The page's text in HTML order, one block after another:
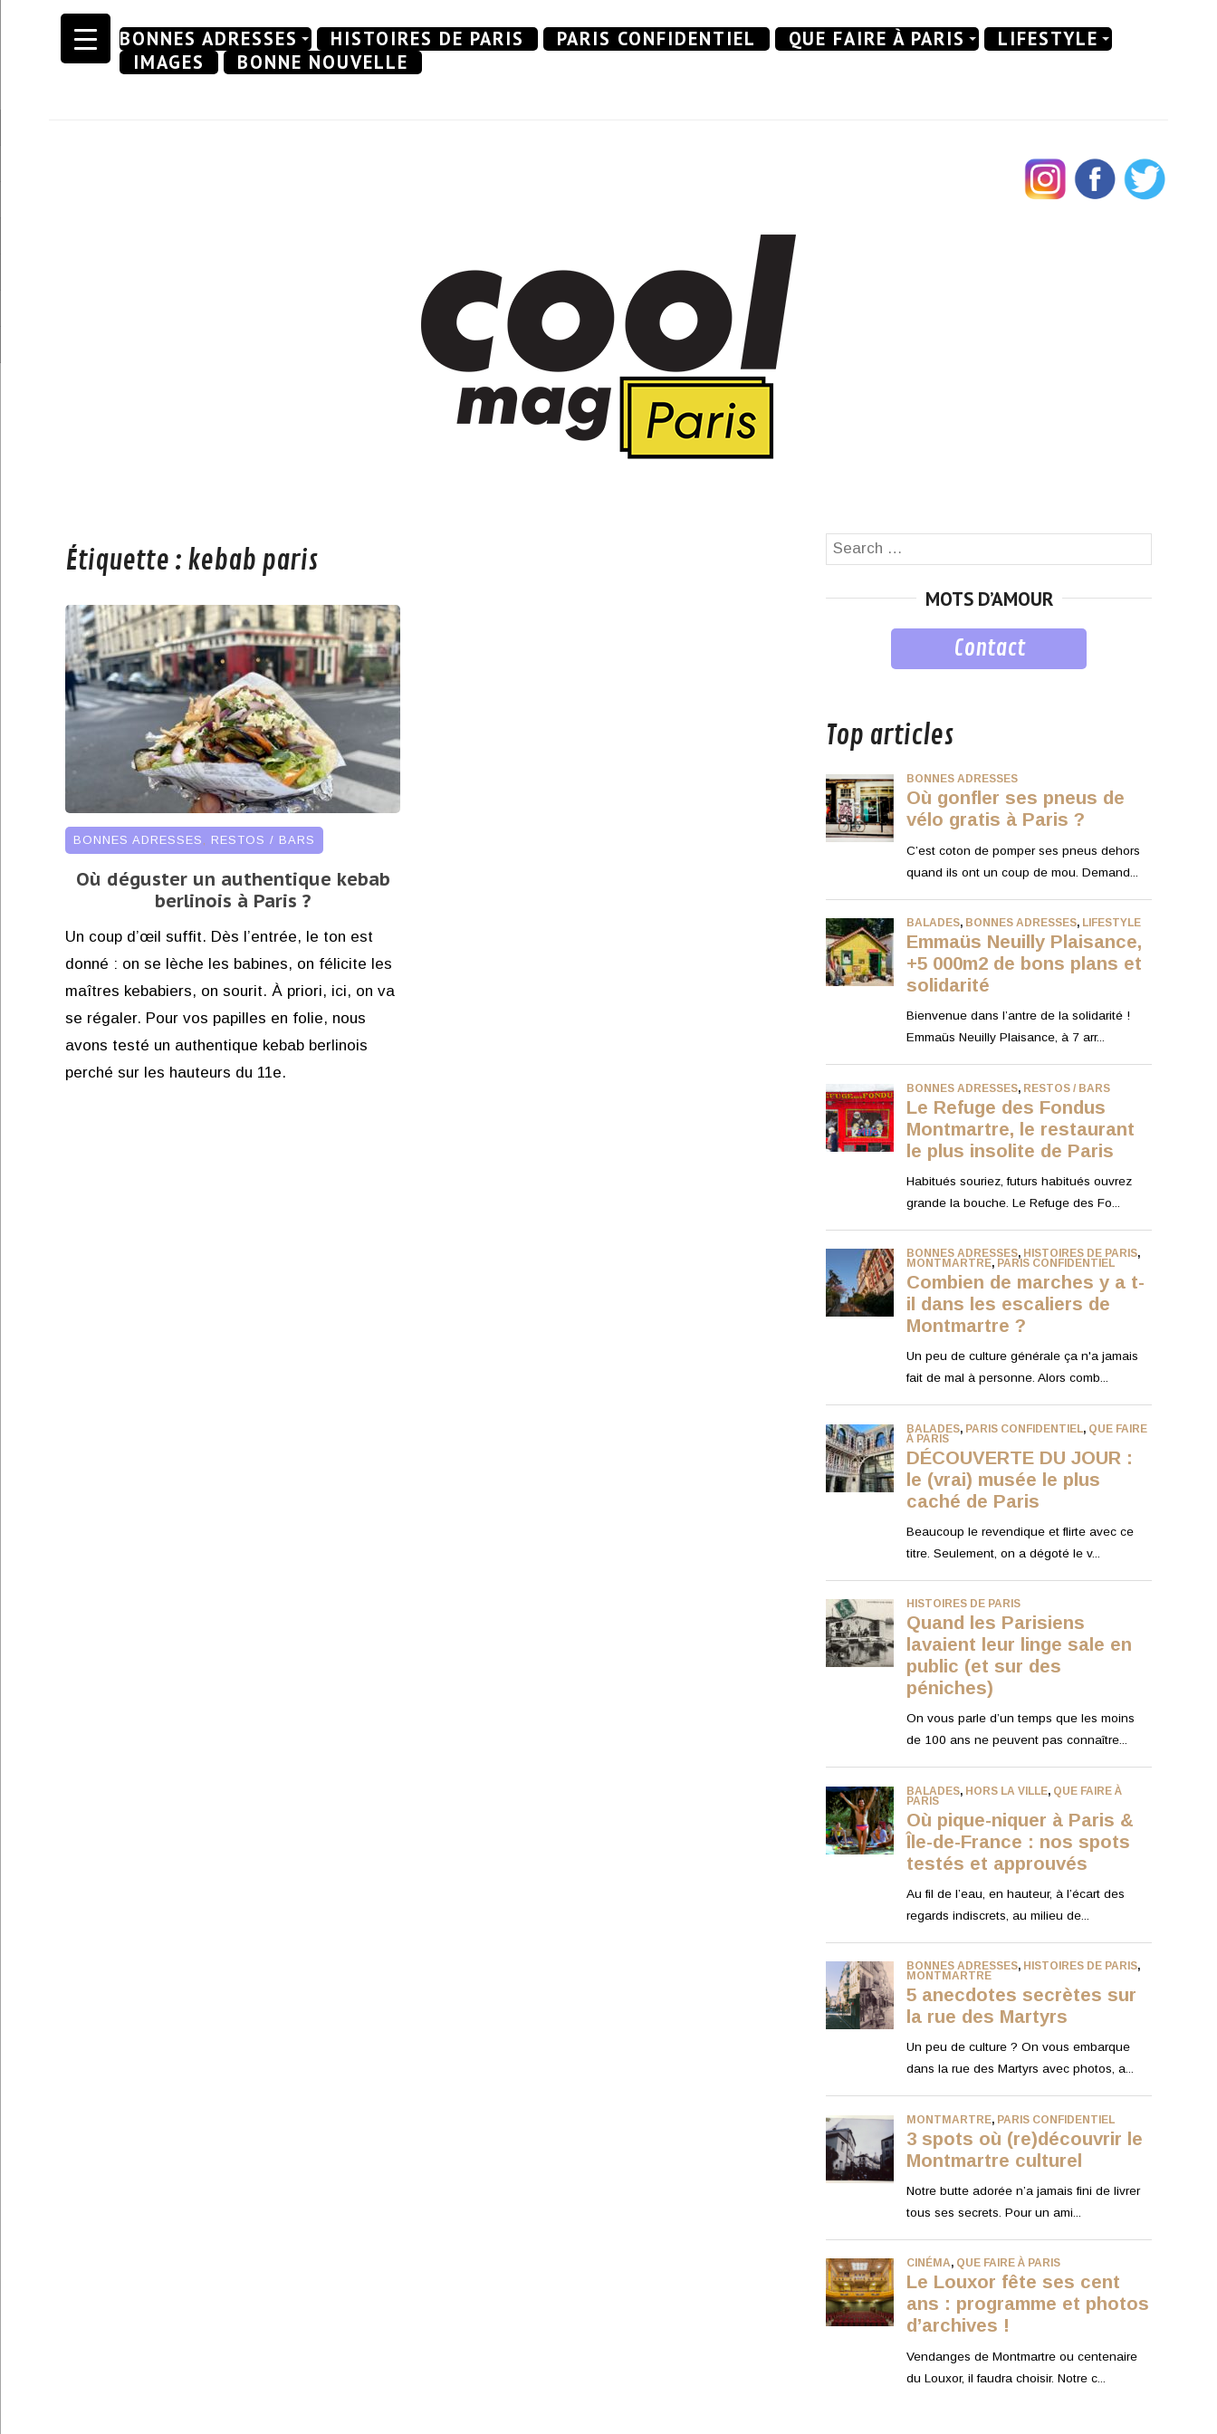
Skip
BONNES ADRESSES HISTOIRES DE PARIS PARIS CONFIDENTIEL QUE FAIRE À PARIS
LIFESTYLE
IMAGES
BONNE NOUVELLE
Étiquette : kebab paris
BONNES ADRESSES RESTOS / BARS
Où déguster un authentique kebab
berlinois à Paris ?
Un coup d’œil suffit. Dès l’entrée, le ton est
donné : on se lèche les babines, on félicite les
maîtres kebabiers, on sourit. À priori, ici, on va
se régaler. Pour vos papilles en folie, nous
avons testé un authentique kebab berlinois
perché sur les hauteurs du 11e.
Search
MOTS D’AMOUR
Contact
Top articles